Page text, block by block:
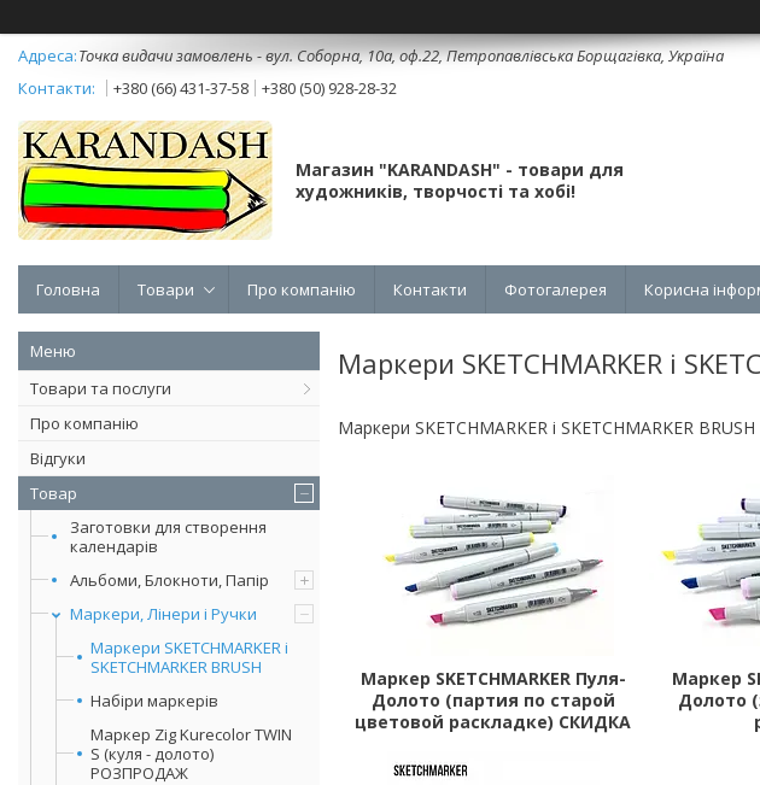
Точка видачи замовлень - вул. Соборна, 10а, оф.22, Петропавлівська Борщагівка, Україна
+380 (66) 431-37-58
+380 (50) 928-28-32
Магазин "KARANDASH" - товари для
художників, творчості та хобі!
Головна Товари Про компанію Контакти Фотогалерея Корисна
Товари та послуги
Про компанію
Відгуки
Товар
Заготовки для створення
календарів
Альбоми, Блокноти, Папір
Маркери, Лінери і Ручки
Маркери SKETCHMARKER і
SKETCHMARKER BRUSH
Набіри маркерів
Маркер Zig Kurecolor TWIN
S (куля - долото)
РОЗПРОДАЖ
Маркери SKETCHMARKER і
Маркери SKETCHMARKER і SKETCHMARKER BRUSH
Маркер SKETCHMARKER Пуля-
Долото (партия по старой
цветовой раскладке) СКИДКА
Маркер
Долото